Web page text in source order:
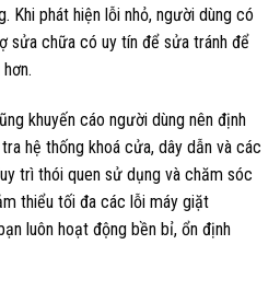
Khi phát hiện lỗi nhỏ, người dùng có
sửa chữa có uy tín để sửa tránh để
khuyến cáo người dùng nên định
hệ thống khoá cửa, dây dẫn và các
trì thói quen sử dụng và chăm sóc
thiểu tối đa các lỗi máy giặt
luôn hoạt động bền bỉ, ổn định